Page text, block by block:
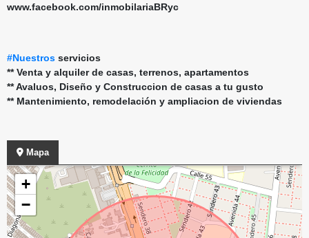
www.facebook.com/inmobilariaBRyc
#Nuestros servicios
** Venta y alquiler de casas, terrenos, apartamentos
** Avaluos, Diseño y Construccion de casas a tu gusto
** Mantenimiento, remodelación y ampliacion de viviendas
Mapa
+
−